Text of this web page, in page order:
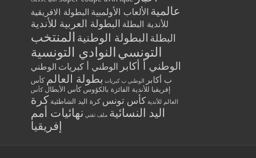
عالمية الألعاب الأولمبية البطولة الافريقية
للأندية البطلة البطولة العربية للأندية
البطلة البطولة الوطنية المنتخب
التونسي النوادي التونسية
الوطني أ أكابر الوطني أ كبريات الوطني
ب أكابر
الوطني ب كبريات بطولة العالم كأس
إفريقيا للأندية الفائزة بالكؤوس كأس الأبطال كأس
العالم للأندية كأس تونس كرة اليد الشاطئية كرة
اليد النسائية ملف تقني نهائيات أمم
إفريقيا